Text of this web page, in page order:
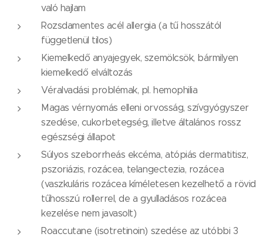
való hajlam
Rozsdamentes acél allergia (a tű hosszától
függetlenül tilos)
Kiemelkedő anyajegyek, szemölcsök, bármilyen
kiemelkedő elváltozás
Véralvadási problémak, pl. hemophilia
Magas vérnyomás elleni orvosság, szívgyógyszer
szedése, cukorbetegség, illetve általános rossz
egészségi állapot
Súlyos szeborrheás ekcéma, atópiás dermatitisz,
pszoriázis, rozácea, telangectezia, rozácea
(vaszkuláris rozácea kíméletesen kezelhető a rövid
tűhosszú rollerrel, de a gyulladásos rozácea
kezelése nem javasolt)
Roaccutane (isotretinoin) szedése az utóbbi 3